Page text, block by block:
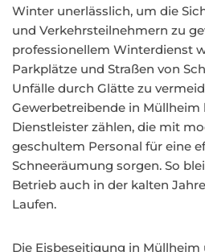
Winter unerlässlich, um die
und Verkehrsteilnehmern zu
professionellem Winterdienst
Parkplätze und Straßen von
Unfälle durch Glätte zu
Gewerbetreibende in Müllheim
Dienstleister zählen, die mit
geschultem Personal für eine
Schneeräumung sorgen. So
Betrieb auch in der kalten
Laufen.
Die Eisbeseitigung in